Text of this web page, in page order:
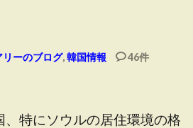
リーのブログ,韓国情報 46件
特にソウルの居住環境の格